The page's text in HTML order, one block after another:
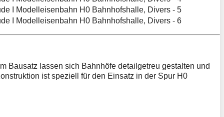
Bausatz lassen sich Bahnhöfe detailgetreu gestalten und
ist speziell für den Einsatz in der Spur H0